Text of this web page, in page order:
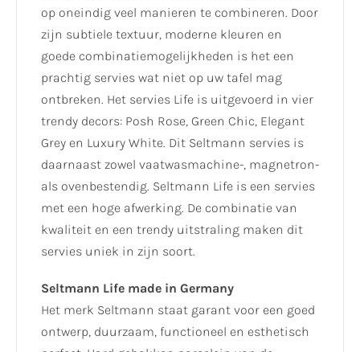
op oneindig veel manieren te combineren. Door
zijn subtiele textuur, moderne kleuren en
goede combinatiemogelijkheden is het een
prachtig servies wat niet op uw tafel mag
ontbreken. Het servies Life is uitgevoerd in vier
trendy decors: Posh Rose, Green Chic, Elegant
Grey en Luxury White. Dit Seltmann servies is
daarnaast zowel vaatwasmachine-, magnetron-
als ovenbestendig. Seltmann Life is een servies
met een hoge afwerking. De combinatie van
kwaliteit en een trendy uitstraling maken dit
servies uniek in zijn soort.
Seltmann Life made in Germany
Het merk Seltmann staat garant voor een goed
ontwerp, duurzaam, functioneel en esthetisch